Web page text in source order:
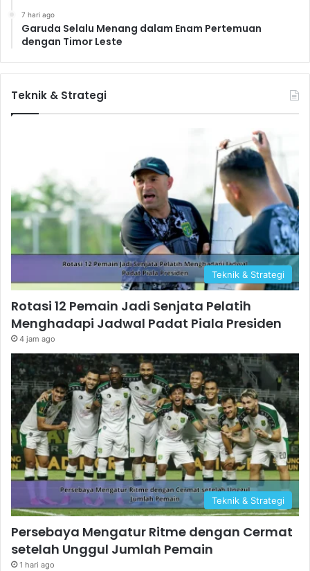
7 hari ago
Garuda Selalu Menang dalam Enam Pertemuan
dengan Timor Leste
Teknik & Strategi
Teknik & Strategi
Rotasi 12 Pemain Jadi Senjata Pelatih
Menghadapi Jadwal Padat Piala Presiden
4 jam ago
Teknik & Strategi
Persebaya Mengatur Ritme dengan Cermat
setelah Unggul Jumlah Pemain
1 hari ago